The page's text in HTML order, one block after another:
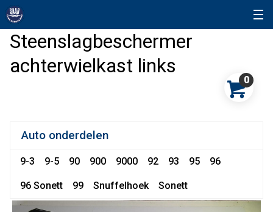
Steenslagbeschermer
achterwielkast links
0
Auto onderdelen
9-3 9-5 90 900 9000 92 93 95 96
96 Sonett 99 Snuffelhoek Sonett